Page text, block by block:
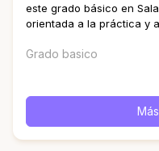
este grado básico en
orientada a la práctica y
Grado basico